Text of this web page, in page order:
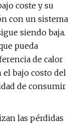
coste y su
con un sistema
siendo baja.
pueda
de calor
bajo costo del
de consumir
las pérdidas